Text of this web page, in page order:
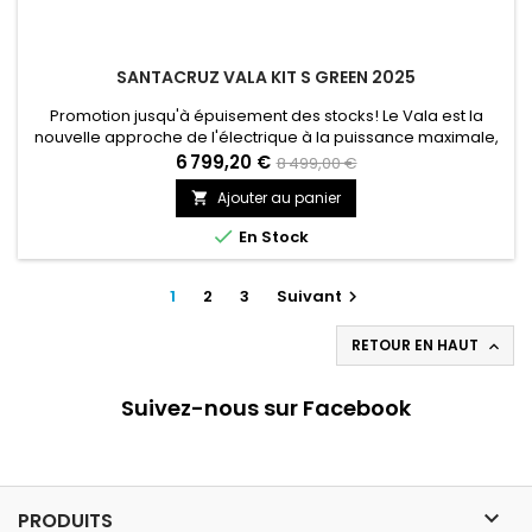
SANTACRUZ VALA KIT S GREEN 2025
Promotion jusqu'à épuisement des stocks! Le Vala est la
nouvelle approche de l'électrique à la puissance maximale,
offrant une assistance optimale et une précision sans faille.
Tourné vers la performance sur tous les terrains, il se montre
parfaitement équilibré, équipé d'une suspension travaillée
jusqu'à la perfection et tout comme l'ensemble de notre...
6 799,20 € 8 499,00 €
 Ajouter au panier
 En Stock
1 2 3 Suivant 
RETOUR EN HAUT 
Suivez-nous sur Facebook
PRODUITS 